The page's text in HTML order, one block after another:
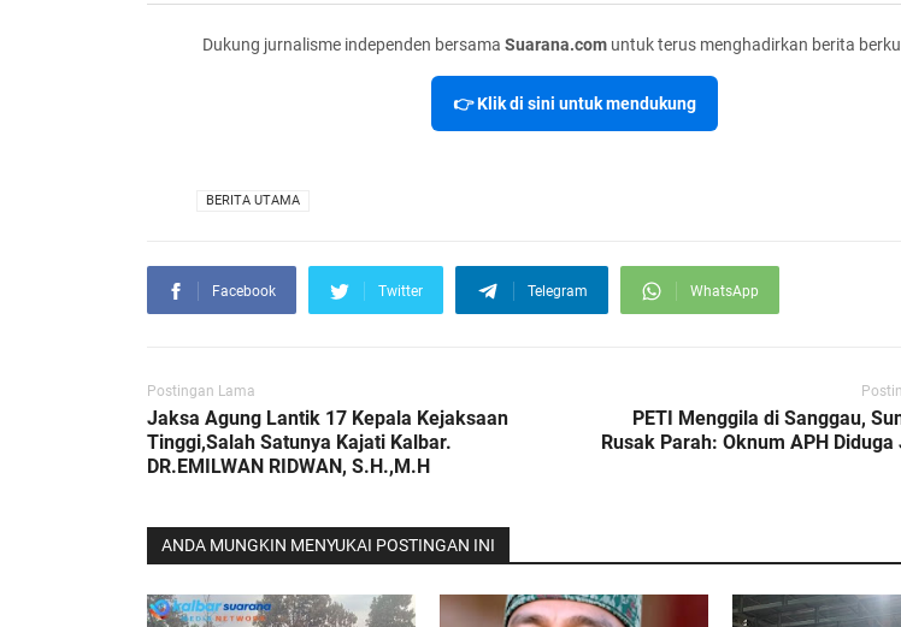
Dukung jurnalisme independen bersama Suarana.comuntuk terus menghadirkan berita
👉 Klik di sini untuk mendukung
BERITA UTAMA
Facebook Twitter Telegram WhatsApp
Postingan Lama
Jaksa Agung Lantik 17 Kepala Kejaksaan
Tinggi,Salah Satunya Kajati Kalbar.
DR.EMILWAN RIDWAN, S.H.,M.H
PETI Menggila di Sanggau,
Rusak Parah: Oknum APH
ANDA MUNGKIN MENYUKAI POSTINGAN INI